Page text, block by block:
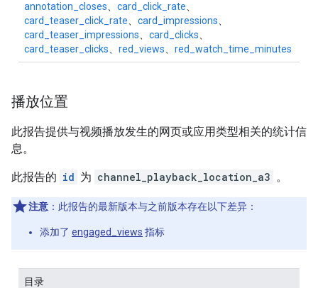
annotation_closes
card_click_rate
card_teaser_click_rate
card_impressions
card_teaser_impressions
card_clicks
card_teaser_clicks
red_views red_watch_time_minutes
播放位置
此报告提供与视频播放发生的网页或应用类型相关的统计信
息。
此报告的 id 为 channel_playback_location_a3 。
注意 ：此报告的最新版本与之前版本存在以下差异：
添加了 engaged_views 指标
目录